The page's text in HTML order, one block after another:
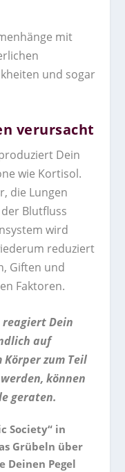
mit
und sogar
verursacht
Dein
wie Kortisol.
die Lungen
Blutfluss
wird
reduziert
Giften und
Faktoren.
reagiert Dein
auf
zum Teil
können
geraten.
Society“ in
Grübeln über
Deinen Pegel